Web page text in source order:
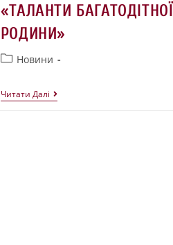
«ТАЛАНТИ БАГАТОДІТНОЇ
РОДИНИ»
Новини
Читати Далі